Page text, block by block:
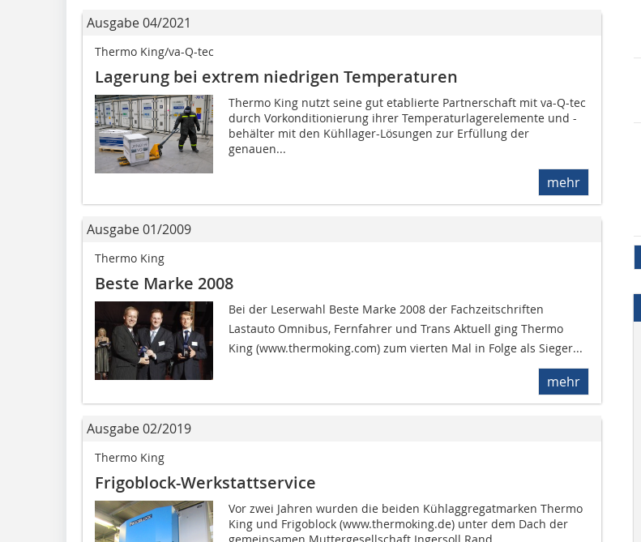
Ausgabe 04/2021
Thermo King/va-Q-tec
Lagerung bei extrem niedrigen Temperaturen
Thermo King nutzt seine gut etablierte Partnerschaft mit va-Q-tec
durch Vorkonditionierung ihrer Temperaturlagerelemente und -
behälter mit den Kühllager-Lösungen zur Erfüllung der
genauen...
mehr
Ausgabe 01/2009
Thermo King
Beste Marke 2008
Bei der Leserwahl Beste Marke 2008 der Fachzeitschriften
Lastauto Omnibus, Fernfahrer und Trans Aktuell ging Thermo
King (www.thermoking.com) zum vierten Mal in Folge als Sieger...
mehr
Ausgabe 02/2019
Thermo King
Frigoblock-Werkstattservice
Vor zwei Jahren wurden die beiden Kühlaggregatmarken Thermo
King und Frigoblock (www.thermoking.de) unter dem Dach der